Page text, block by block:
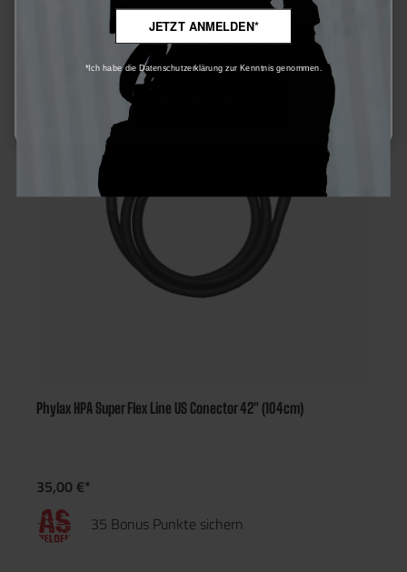
Nicht auf Lager
Phylax HPA Super Flex Line US Conector 42" (104cm)
35,00 €*
35 Bonus Punkte sichern
Nur technisch notwendige
JETZT ANMELDEN*
*Ich habe die Datenschutzerklärung zur Kenntnis genommen.